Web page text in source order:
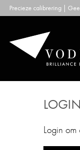
Skip
to
Precieze calibrering |
Login om